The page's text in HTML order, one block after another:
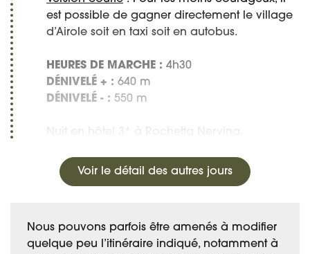
est possible de gagner directement le village
d’Airole soit en taxi soit en autobus.
HEURES DE MARCHE : 4h30
DÉNIVELÉ + : 640 m
DÉNIVELÉ - : 550 m
Voir le détail des autres jours
Nous pouvons parfois être amenés à modifier
quelque peu l’itinéraire indiqué, notamment à